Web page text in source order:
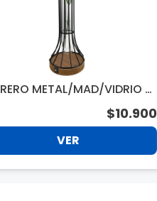
METAL/MAD/VIDRIO 2
$10.900
VER